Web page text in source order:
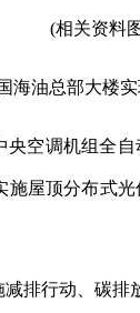
(相关资料
油总部大楼实
空调机组全
屋顶分布式
排行动、碳排